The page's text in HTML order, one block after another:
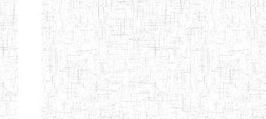
TEACHERS'
TRAINING
INSTITUTE
CAMEROUN
(A.T.T.I.C)
NACHO
12/08/2010 ENIET